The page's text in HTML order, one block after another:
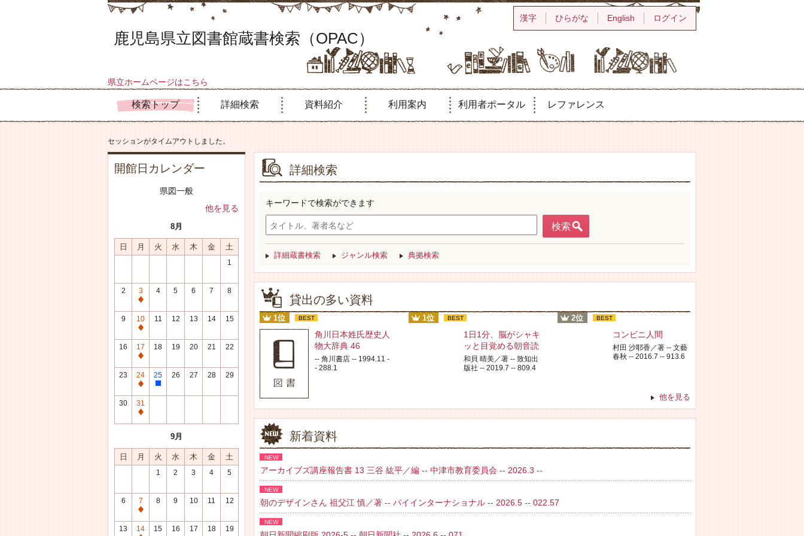
鹿児島県立図書館蔵書検索（OPAC）
県立ホームページはこちら
検索トップ 詳細検索 資料紹介 利用案内 利用者ポータル レファレンス
漢字 ひらがな English ログイン
セッションがタイムアウトしました。
開館日カレンダー
県図一般
他を見る
8月
日 月 火 水 木 金 土
1
2
3
通
常
休
館
日
4 5 6 7 8
9
10
通
常
休
館
日
11 12 13 14 15
16
17
通
常
休
館
日
18 19 20 21 22
23
24
通
常
休
館
25
整
修
26 27 28 29
30
31
通
館
日
9月
日 月 火 水 木 金 土
1 2 3 4 5
6
7
通
常
8 9 10 11 12
13 14 15 16 17 18 19
詳細検索
キーワードで検索ができます
検索
詳細蔵書検索 ジャンル検索 典拠検索
貸出の多い資料
1位 BEST
角川日本姓氏歴史人
物大辞典 46
-- 角川書店 -- 1994.11 -
- 288.1
1位 BEST
1日1分、脳がシャキ
ッと目覚める朝音読
和貝 晴美／著 -- 致知出
版社 -- 2019.7 -- 809.4
2位 BEST
コンビニ人間
村田 沙耶香／著 -- 文藝
春秋 -- 2016.7 -- 913.6
他を見る
新着資料
NEW
アーカイブズ講座報告書 13 三谷 紘平／編 -- 中津市教育委員会 -- 2026.3 --
NEW
朝のデザインさん 祖父江 慎／著 -- パイインターナショナル -- 2026.5 -- 022.57
NEW